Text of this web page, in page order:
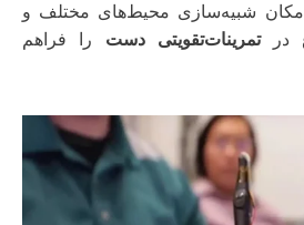
شبیه‌سازی محیط‌های مختلف و
درتمرینات‌تقویتی دست را فراهم